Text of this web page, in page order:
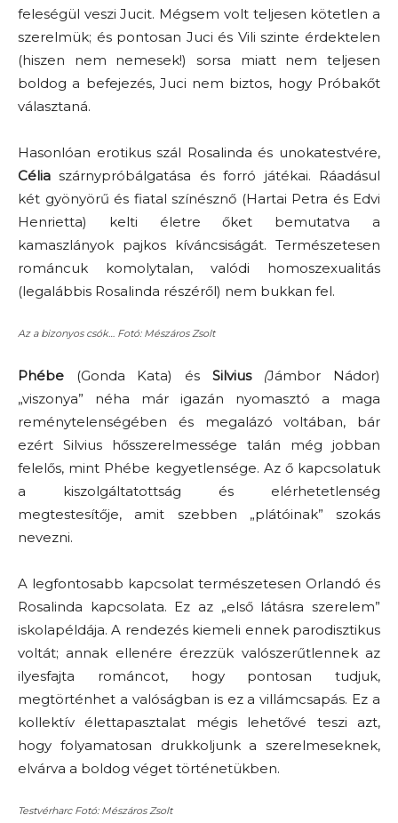
feleségül veszi Jucit. Mégsem volt teljesen kötetlen a
szerelmük; és pontosan Juci és Vili szinte érdektelen
(hiszen nem nemesek!) sorsa miatt nem teljesen
boldog a befejezés, Juci nem biztos, hogy Próbakőt
választaná.
Hasonlóan erotikus szál Rosalinda és unokatestvére,
Célia szárnypróbálgatása és forró játékai. Ráadásul
két gyönyörű és fiatal színésznő (Hartai Petra és Edvi
Henrietta) kelti életre őket bemutatva a
kamaszlányok pajkos kíváncsiságát. Természetesen
románcuk komolytalan, valódi homoszexualitás
(legalábbis Rosalinda részéről) nem bukkan fel.
Az a bizonyos csók… Fotó: Mészáros Zsolt
Phébe (Gonda Kata) és Silvius (Jámbor Nádor)
„viszonya” néha már igazán nyomasztó a maga
reménytelenségében és megalázó voltában, bár
ezért Silvius hősszerelmessége talán még jobban
felelős, mint Phébe kegyetlensége. Az ő kapcsolatuk
a kiszolgáltatottság és elérhetetlenség
megtestesítője, amit szebben „plátóinak” szokás
nevezni.
A legfontosabb kapcsolat természetesen Orlandó és
Rosalinda kapcsolata. Ez az „első látásra szerelem”
iskolapéldája. A rendezés kiemeli ennek parodisztikus
voltát; annak ellenére érezzük valószerűtlennek az
ilyesfajta románcot, hogy pontosan tudjuk,
megtörténhet a valóságban is ez a villámcsapás. Ez a
kollektív élettapasztalat mégis lehetővé teszi azt,
hogy folyamatosan drukkoljunk a szerelmeseknek,
elvárva a boldog véget történetükben.
Testvérharc Fotó: Mészáros Zsolt